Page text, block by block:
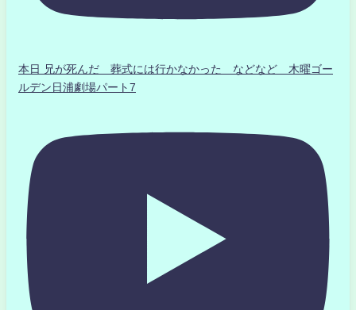
本日 兄が死んだ 葬式には行かなかった などなど 木曜ゴー
ルデン日浦劇場パート7